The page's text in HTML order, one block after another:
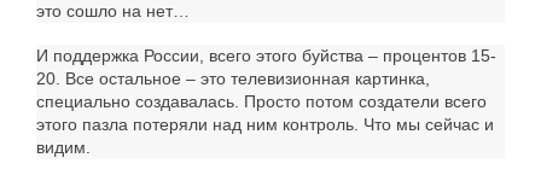
это сошло на нет…
И поддержка России, всего этого буйства – процентов 15-
20. Все остальное – это телевизионная картинка,
специально создавалась. Просто потом создатели всего
этого пазла потеряли над ним контроль. Что мы сейчас и
видим.